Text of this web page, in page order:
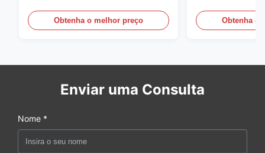
Obtenha o melhor preço
compactas
Obtenha o
Enviar uma Consulta
Nome *